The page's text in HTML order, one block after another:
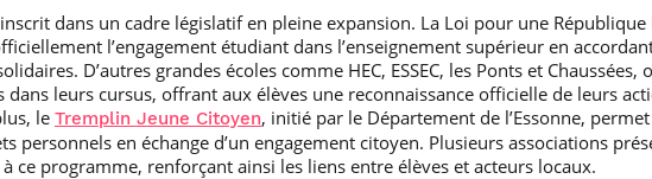
dans un cadre législatif en pleine expansion. La Loi pour une
l’engagement étudiant dans l’enseignement supérieur en
D’autres grandes écoles comme HEC, ESSEC, les Ponts et
leurs cursus, offrant aux élèves une reconnaissance officielle de leurs
le Tremplin Jeune Citoyen, initié par le Département de l’Essonne,
personnels en échange d’un engagement citoyen. Plusieurs associations
ce programme, renforçant ainsi les liens entre élèves et acteurs locaux.